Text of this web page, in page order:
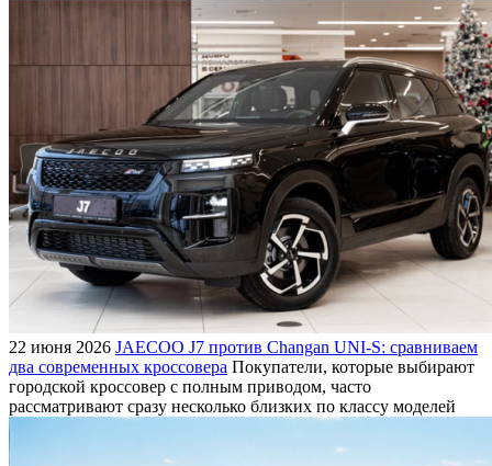
22 июня 2026 JAECOO J7 против Changan UNI-S: сравниваем
два современных кроссовера Покупатели, которые выбирают
городской кроссовер с полным приводом, часто
рассматривают сразу несколько близких по классу моделей